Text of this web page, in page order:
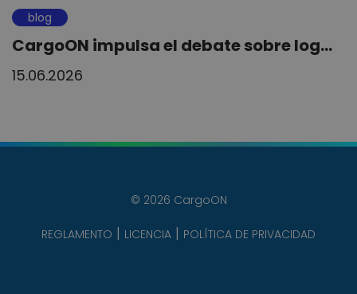
blog
CargoON impulsa el debate sobre log...
15.06.2026
© 2026 CargoON
REGLAMENTO LICENCIA POLÍTICA DE PRIVACIDAD